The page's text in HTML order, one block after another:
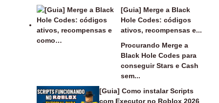
[Guia] Merge a Black
Hole Codes: códigos
ativos, recompensas e...
Procurando Merge a
Black Hole Codes para
conseguir Stars e Cash
sem...
[Guia] Como instalar Scripts
com Executor no Roblox 2026